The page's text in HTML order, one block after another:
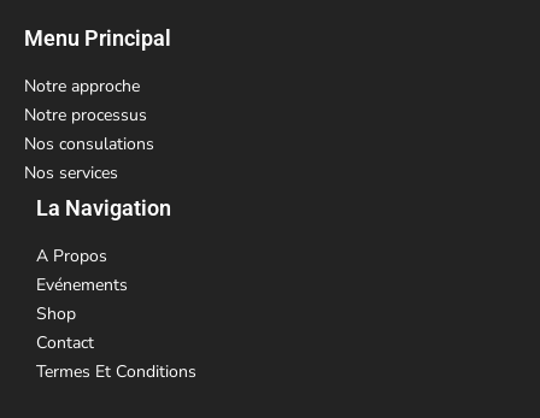
Menu Principal
Notre approche
Notre processus
Nos consulations
Nos services
La Navigation
A Propos
Evénements
Shop
Contact
Termes Et Conditions